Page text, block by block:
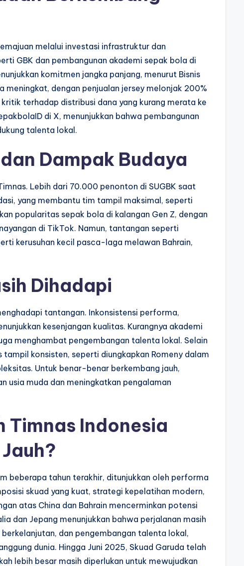
melalui investasi infrastruktur dan
GBK dan pembangunan akademi sepak bola di
komitmen jangka panjang, menurut Bisnis
meningkat, dengan penjualan jersey melonjak 200%
terhadap distribusi dana yang kurang merata ke
di X, menunjukkan bahwa pembangunan
talenta lokal.
Dampak Budaya
Lebih dari 70.000 penonton di SUGBK saat
yang membantu tim tampil maksimal, seperti
popularitas sepak bola di kalangan Gen Z, dengan
di TikTok. Namun, tantangan seperti
kerusuhan kecil pasca-laga melawan Bahrain,
Dihadapi
tantangan. Inkonsistensi performa,
kesenjangan kualitas. Kurangnya akademi
menghambat pengembangan talenta lokal. Selain
konsisten, seperti diungkapkan Romeny dalam
Untuk benar-benar berkembang jauh,
usia muda dan meningkatkan pengalaman
Timnas Indonesia
beberapa tahun terakhir, ditunjukkan oleh performa
skuad yang kuat, strategi kepelatihan modern,
atas China dan Bahrain mencerminkan potensi
dan Jepang menunjukkan bahwa perjalanan masih
dan pengembangan talenta lokal,
dunia. Hingga Juni 2025, Skuad Garuda telah
lebih besar masih diperlukan untuk mewujudkan